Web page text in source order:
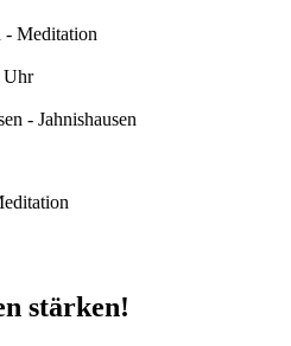
- Meditation
Uhr
- Jahnishausen
stärken!